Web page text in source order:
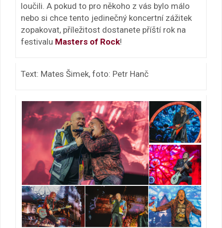
loučili. A pokud to pro někoho z vás bylo málo
nebo si chce tento jedinečný koncertní zážitek
zopakovat, příležitost dostanete příští rok na
festivalu Masters of Rock!
Text: Mates Šimek, foto: Petr Hanč